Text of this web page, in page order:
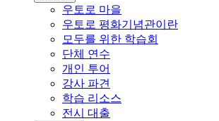
우토로 마을
우토로 평화기념관이란
모두를 위한 학습회
단체 연수
개인 투어
강사 파견
학습 리소스
전시 대출